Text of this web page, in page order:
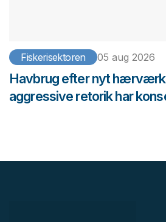
Fiskerisektoren 05 aug 2026
Havbrug efter nyt
aggressive retorik har